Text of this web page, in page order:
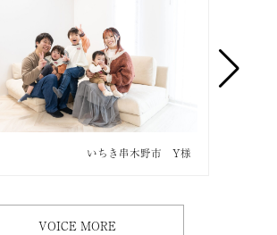
いちき串木野市 Y様
VOICE MORE